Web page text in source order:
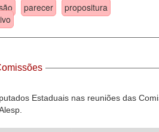
parecer
propositura
Estaduais nas reuniões das